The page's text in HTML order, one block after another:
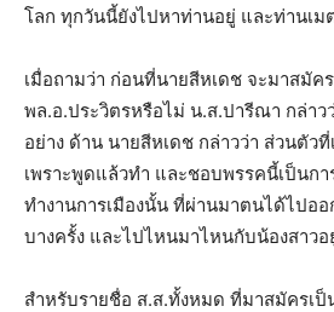
โลก ทุกวันนี้ยังไปหาท่านอยู่ และท่านเม
เมื่อถามว่า ก่อนที่นายสีหเดช จะมาสมัค
พล.อ.ประวิตรหรือไม่ น.ส.ปารีณา กล่าว
อย่าง ด้าน นายสีหเดช กล่าวว่า ส่วนตัว
เพราะพูดแล้วทำ และชอบพรรคนี้เป็นก
ทำงานการเมืองนั้น ที่ผ่านมาตนได้ไปอ
บางครั้ง และไปไหนมาไหนกับน้องสาว
สำหรับรายชื่อ ส.ส.ทั้งหมด ที่มาสมัครเ